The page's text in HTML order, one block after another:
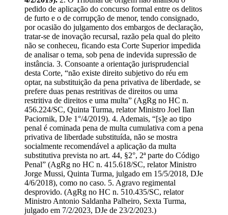
pedido de aplicação do concurso formal entre os delitos
de furto e o de corrupção de menor, tendo consignado,
por ocasião do julgamento dos embargos de declaração,
tratar-se de inovação recursal, razão pela qual do pleito
não se conheceu, ficando esta Corte Superior impedida
de analisar o tema, sob pena de indevida supressão de
instância. 3. Consoante a orientação jurisprudencial
desta Corte, “não existe direito subjetivo do réu em
optar, na substituição da pena privativa de liberdade, se
prefere duas penas restritivas de direitos ou uma
restritiva de direitos e uma multa” (AgRg no HC n.
456.224/SC, Quinta Turma, relator Ministro Joel Ilan
Paciornik, DJe 1°/4/2019). 4. Ademais, “[s]e ao tipo
penal é cominada pena de multa cumulativa com a pena
privativa de liberdade substituída, não se mostra
socialmente recomendável a aplicação da multa
substitutiva prevista no art. 44, §2°, 2ª parte do Código
Penal” (AgRg no HC n. 415.618/SC, relator Ministro
Jorge Mussi, Quinta Turma, julgado em 15/5/2018, DJe
4/6/2018), como no caso. 5. Agravo regimental
desprovido. (AgRg no HC n. 510.435/SC, relator
Ministro Antonio Saldanha Palheiro, Sexta Turma,
julgado em 7/2/2023, DJe de 23/2/2023.)